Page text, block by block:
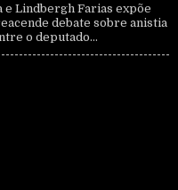
e Lindbergh Farias expõe
debate sobre anistia
o deputado...